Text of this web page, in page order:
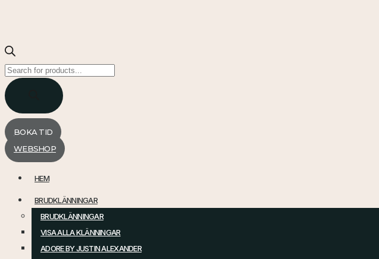
Products
search
BOKA TID
WEBSHOP
HEM
BRUDKLÄNNINGAR
BRUDKLÄNNINGAR
VISA ALLA KLÄNNINGAR
ADORE BY JUSTIN ALEXANDER